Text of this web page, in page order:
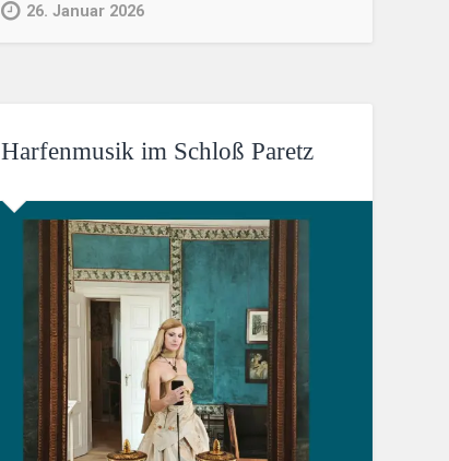
26. Januar 2026
Harfenmusik im Schloß Paretz